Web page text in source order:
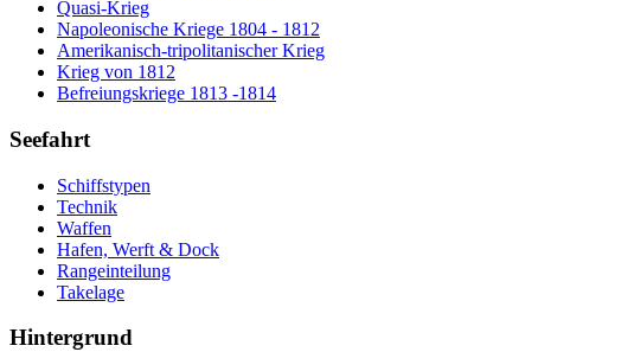
Quasi-Krieg
Napoleonische Kriege 1804 - 1812
Amerikanisch-tripolitanischer Krieg
Krieg von 1812
Befreiungskriege 1813 -1814
Seefahrt
Schiffstypen
Technik
Waffen
Hafen, Werft & Dock
Rangeinteilung
Takelage
Hintergrund